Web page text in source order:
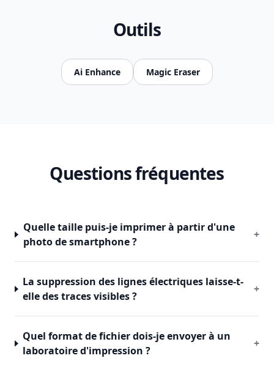
Outils
Ai Enhance Magic Eraser
Questions fréquentes
Quelle taille puis-je imprimer à partir d'une
photo de smartphone ?
+
La suppression des lignes électriques laisse-t-
elle des traces visibles ?
+
Quel format de fichier dois-je envoyer à un
laboratoire d'impression ?
+